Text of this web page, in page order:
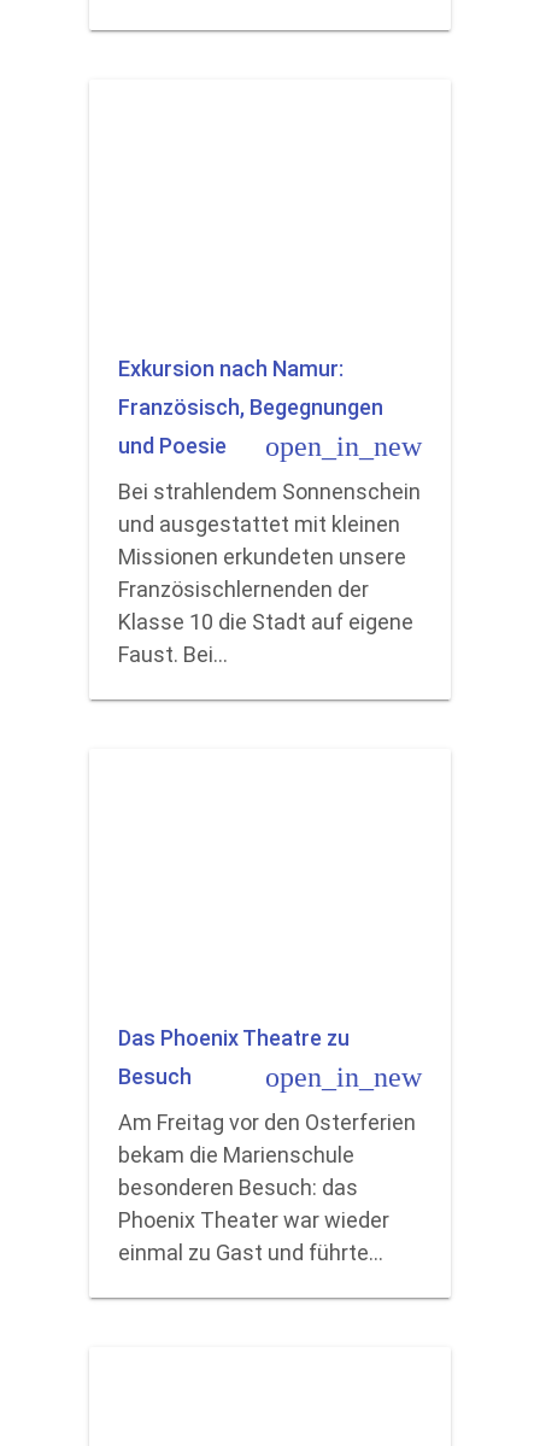
Exkursion nach Namur:
Französisch, Begegnungen
und Poesie
open_in_new
Bei strahlendem Sonnenschein
und ausgestattet mit kleinen
Missionen erkundeten unsere
Französischlernenden der
Klasse 10 die Stadt auf eigene
Faust. Bei…
Das Phoenix Theatre zu
Besuch
open_in_new
Am Freitag vor den Osterferien
bekam die Marienschule
besonderen Besuch: das
Phoenix Theater war wieder
einmal zu Gast und führte…